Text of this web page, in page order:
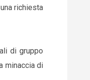
richiesta
di gruppo
minaccia di